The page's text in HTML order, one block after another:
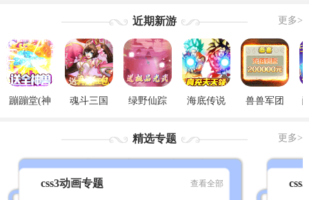
更多>
近期新游
蹦蹦堂(神
魂斗三国
绿野仙踪
海底传说
兽兽军团
更多>
精选专题
查看全部
css3动画专题